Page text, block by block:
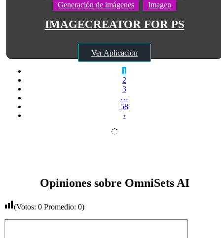
Generación de imágenes Imagen
IMAGECREATOR FOR PS
Ver Aplicación
1
2
3
…
58
›
Opiniones sobre OmniSets AI
(Votos: 0 Promedio: 0)